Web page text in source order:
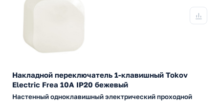
Накладной переключатель 1-клавишный Tokov
Electric Frea 10А IP20 бежевый
Настенный одноклавишный электрический проходной